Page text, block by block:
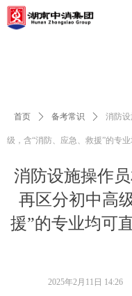
消防设施操作
再区分初中高
援”的专业均可
首页 ꄲ 备考常识 ꄲ 消防
级，含“消防、应急、救援”的专
2025年2月11日 14:26